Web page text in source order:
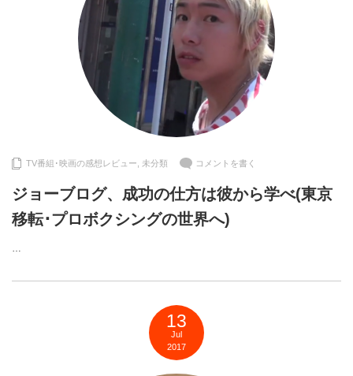
TV番組･映画の感想レビュー 未分類 コメントを書く
ジョーブログ、成功の仕方は彼から学べ(東京
移転･プロボクシングの世界へ)
…
13
Jul
2017